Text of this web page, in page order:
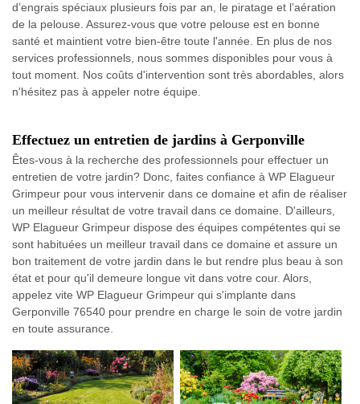
d’engrais spéciaux plusieurs fois par an, le piratage et l’aération
de la pelouse. Assurez-vous que votre pelouse est en bonne
santé et maintient votre bien-être toute l'année. En plus de nos
services professionnels, nous sommes disponibles pour vous à
tout moment. Nos coûts d'intervention sont très abordables, alors
n'hésitez pas à appeler notre équipe.
Effectuez un entretien de jardins à Gerponville
Êtes-vous à la recherche des professionnels pour effectuer un
entretien de votre jardin? Donc, faites confiance à WP Elagueur
Grimpeur pour vous intervenir dans ce domaine et afin de réaliser
un meilleur résultat de votre travail dans ce domaine. D'ailleurs,
WP Elagueur Grimpeur dispose des équipes compétentes qui se
sont habituées un meilleur travail dans ce domaine et assure un
bon traitement de votre jardin dans le but rendre plus beau à son
état et pour qu'il demeure longue vit dans votre cour. Alors,
appelez vite WP Elagueur Grimpeur qui s'implante dans
Gerponville 76540 pour prendre en charge le soin de votre jardin
en toute assurance.